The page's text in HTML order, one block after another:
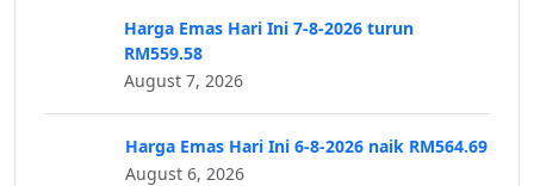
Harga Emas Hari Ini 7-8-2026 turun
RM559.58
August 7, 2026
Harga Emas Hari Ini 6-8-2026 naik RM564.69
August 6, 2026